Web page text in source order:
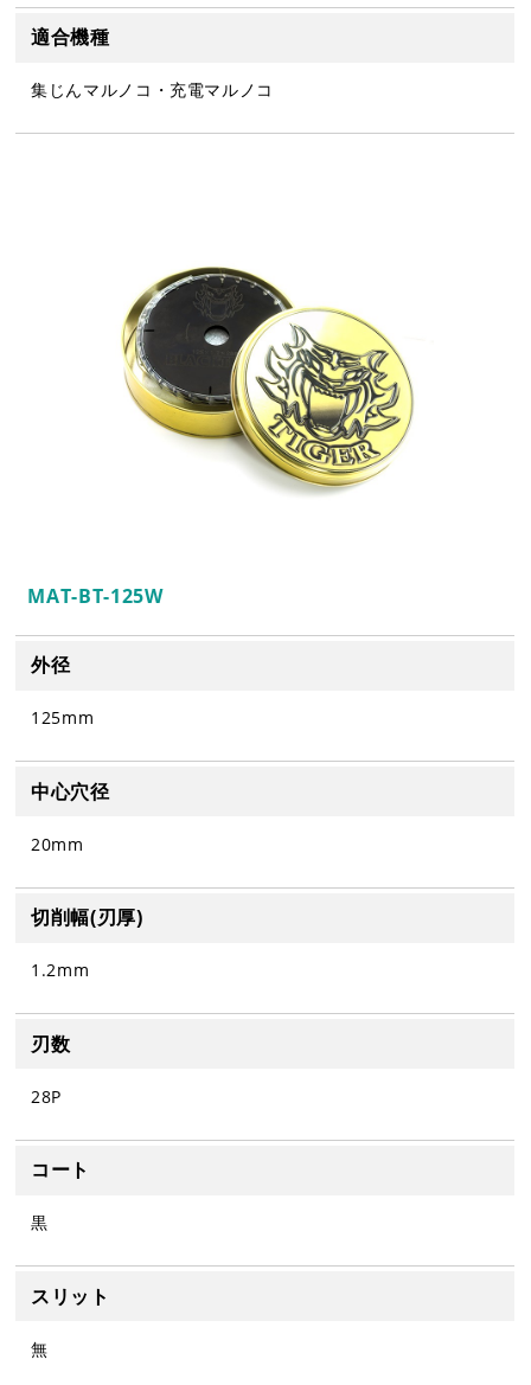
適合機種
集じんマルノコ・充電マルノコ
MAT-BT-125W
外径
125mm
中心穴径
20mm
切削幅(刃厚)
1.2mm
刃数
28P
コート
黒
スリット
無